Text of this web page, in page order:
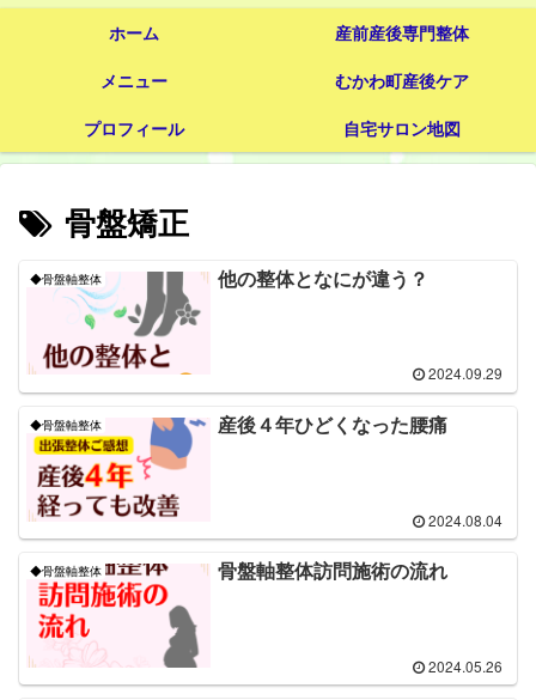
ホーム
産前産後専門整体
メニュー
むかわ町産後ケア
プロフィール
自宅サロン地図
骨盤矯正
◆骨盤軸整体 他の整体となにが違う？
2024.09.29
◆骨盤軸整体 産後４年ひどくなった腰痛
2024.08.04
◆骨盤軸整体 骨盤軸整体訪問施術の流れ
2024.05.26